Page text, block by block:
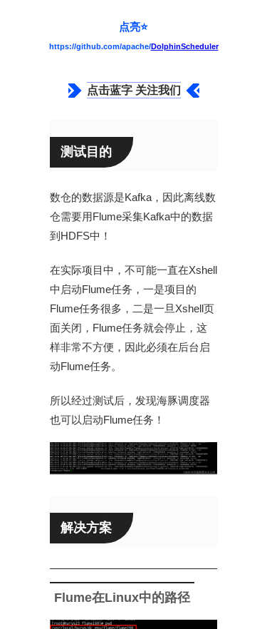
点亮⭐️
https://github.com/apache/DolphinScheduler
点击蓝字 关注我们
测试目的
数仓的数据源是Kafka，因此离线数
仓需要用Flume采集Kafka中的数据
到HDFS中！
在实际项目中，不可能一直在Xshell
中启动Flume任务，一是项目的
Flume任务很多，二是一旦Xshell页
面关闭，Flume任务就会停止，这
样非常不方便，因此必须在后台启
动Flume任务。
所以经过测试后，发现海豚调度器
也可以启动Flume任务！
解决方案
Flume在Linux中的路径